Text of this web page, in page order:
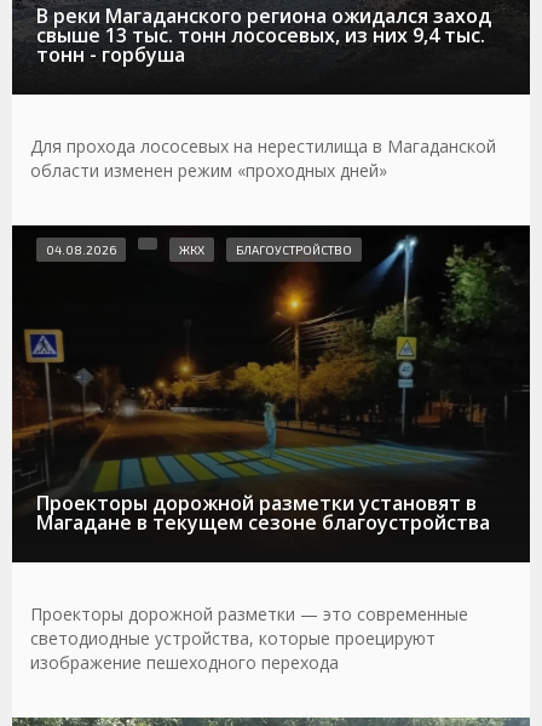
В реки Магаданского региона ожидался заход
свыше 13 тыс. тонн лососевых, из них 9,4 тыс.
тонн - горбуша
Для прохода лососевых на нерестилища в Магаданской
области изменен режим «проходных дней»
Проекторы дорожной разметки установят в
Магадане в текущем сезоне благоустройства
04.08.2026 ЖКХ БЛАГОУСТРОЙСТВО
Проекторы дорожной разметки — это современные
светодиодные устройства, которые проецируют
изображение пешеходного перехода